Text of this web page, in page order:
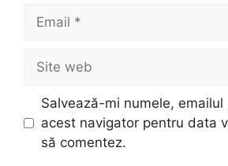
Email
Site
web
Salvează-mi numele,
acest navigator pentru data
să comentez.